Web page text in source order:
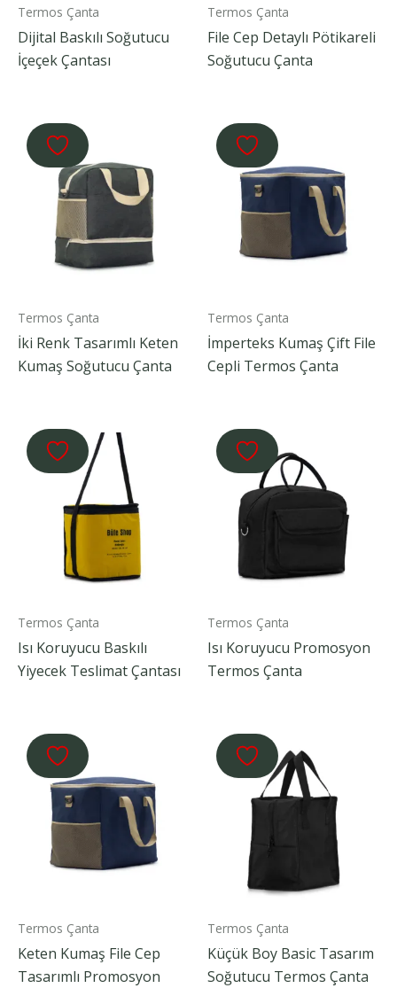
Termos Çanta
Dijital Baskılı Soğutucu
İçeçek Çantası
Termos Çanta
File Cep Detaylı Pötikareli
Soğutucu Çanta
Termos Çanta
İki Renk Tasarımlı Keten
Kumaş Soğutucu Çanta
Termos Çanta
İmperteks Kumaş Çift File
Cepli Termos Çanta
Termos Çanta
Isı Koruyucu Baskılı
Yiyecek Teslimat Çantası
Termos Çanta
Isı Koruyucu Promosyon
Termos Çanta
Termos Çanta
Keten Kumaş File Cep
Tasarımlı Promosyon
Termos Çanta
Küçük Boy Basic Tasarım
Soğutucu Termos Çanta